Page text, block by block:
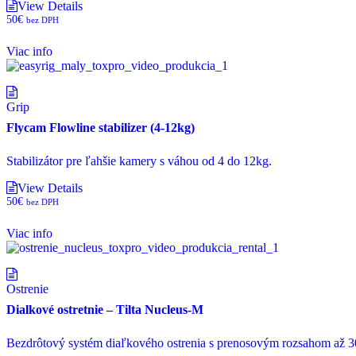
View Details
50€ bez DPH
Viac info
Grip
Flycam Flowline stabilizer (4-12kg)
Stabilizátor pre ľahšie kamery s váhou od 4 do 12kg.
View Details
50€ bez DPH
Viac info
Ostrenie
Dialkové ostretnie – Tilta Nucleus-M
Bezdrôtový systém diaľkového ostrenia s prenosovým rozsahom až